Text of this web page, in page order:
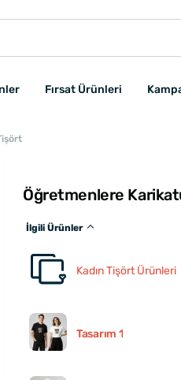
Fırsat Ürünleri
Öğretmenlere
İlgili Ürünler
Kadın Tişört Ürünleri
Tasarım 1